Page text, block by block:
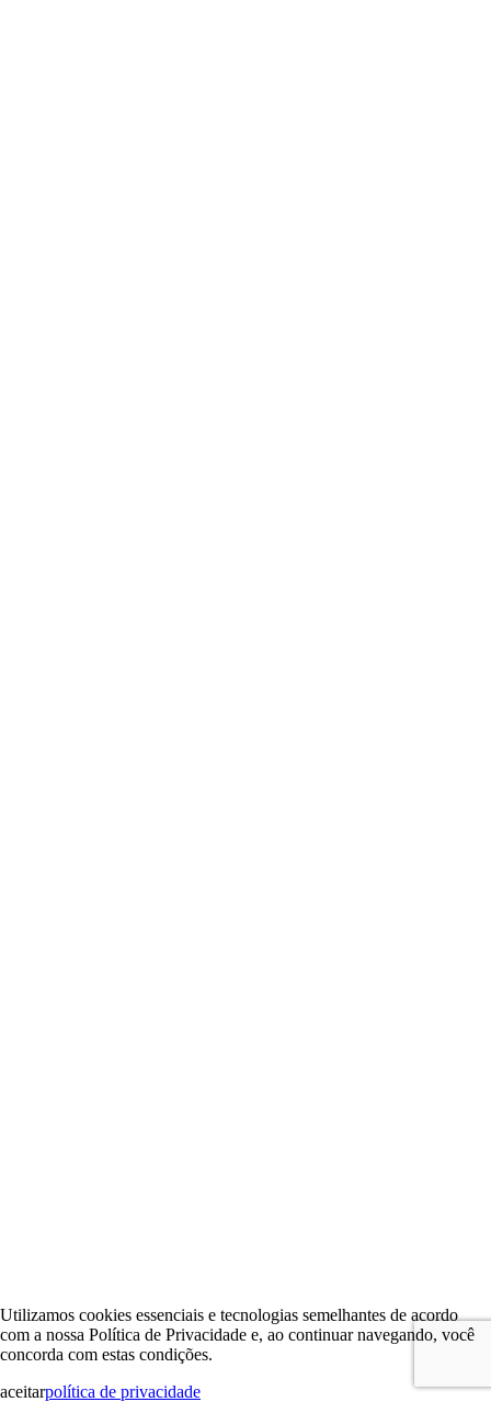
Utilizamos cookies essenciais e tecnologias semelhantes de acordo
com a nossa Política de Privacidade e, ao continuar navegando, você
concorda com estas condições.
aceitarpolítica de privacidade